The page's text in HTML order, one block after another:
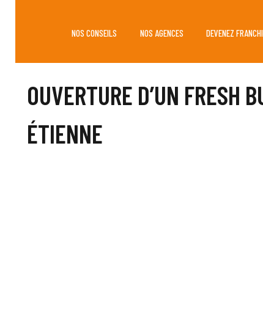
NOS CONSEILS NOS AGENCES DEVENEZ
OUVERTURE D’UN FRESH
ÉTIENNE